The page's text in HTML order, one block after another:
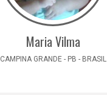
Maria Vilma
CAMPINA GRANDE - PB - BRASIL